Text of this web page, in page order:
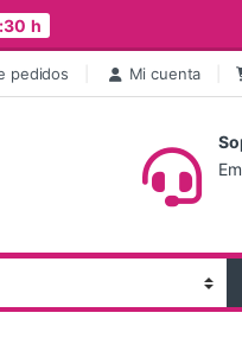
h
pedidos Mi cuenta